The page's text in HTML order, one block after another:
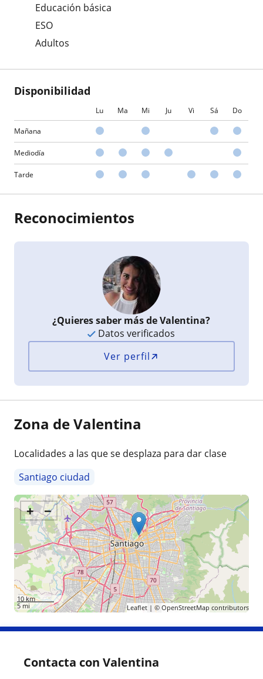
Educación básica
ESO
Adultos
Disponibilidad
Lu Ma Mi Ju Vi Sá Do
Mañana
Mediodía
Tarde
Reconocimientos
¿Quieres saber más de Valentina?
Datos verificados
Ver perfil
Zona de Valentina
Localidades a las que se desplaza para dar clase
Santiago ciudad
+ −
10 km
5 mi
Leaflet| © OpenStreetMap contributors
Contacta con Valentina